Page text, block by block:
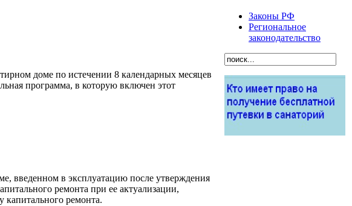
доме по истечении 8 календарных месяцев
программа, в которую включен этот
введенном в эксплуатацию после утверждения
ремонта при ее актуализации,
капитального ремонта.
Законы РФ
Региональное
законодательство